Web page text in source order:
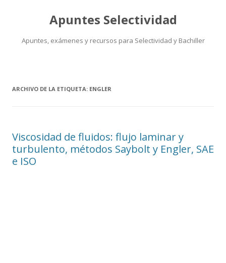
Apuntes Selectividad
Apuntes, exámenes y recursos para Selectividad y Bachiller
ARCHIVO DE LA ETIQUETA: ENGLER
Viscosidad de fluidos: flujo laminar y
turbulento, métodos Saybolt y Engler, SAE
e ISO